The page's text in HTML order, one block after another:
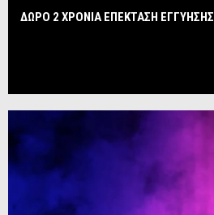
ΔΩΡΟ 2 ΧΡΟΝΙΑ ΕΠΕΚΤΑΣΗ ΕΓΓΥΗΣΗΣ